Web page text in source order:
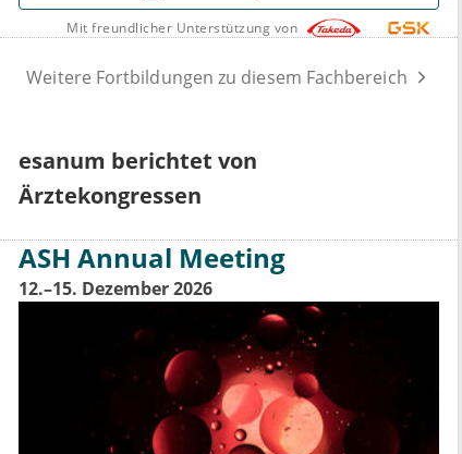
Mit freundlicher Unterstützung von
Weitere Fortbildungen zu diesem Fachbereich
esanum berichtet von
Ärztekongressen
ASH Annual Meeting
12.–15. Dezember 2026